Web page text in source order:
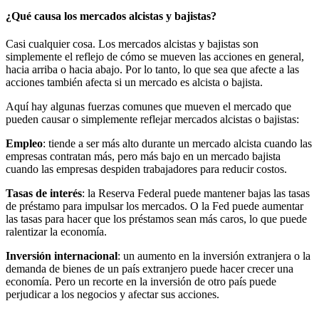
¿Qué causa los mercados alcistas y bajistas?
Casi cualquier cosa. Los mercados alcistas y bajistas son
simplemente el reflejo de cómo se mueven las acciones en general,
hacia arriba o hacia abajo. Por lo tanto, lo que sea que afecte a las
acciones también afecta si un mercado es alcista o bajista.
Aquí hay algunas fuerzas comunes que mueven el mercado que
pueden causar o simplemente reflejar mercados alcistas o bajistas:
Empleo: tiende a ser más alto durante un mercado alcista cuando las
empresas contratan más, pero más bajo en un mercado bajista
cuando las empresas despiden trabajadores para reducir costos.
Tasas de interés: la Reserva Federal puede mantener bajas las tasas
de préstamo para impulsar los mercados. O la Fed puede aumentar
las tasas para hacer que los préstamos sean más caros, lo que puede
ralentizar la economía.
Inversión internacional: un aumento en la inversión extranjera o la
demanda de bienes de un país extranjero puede hacer crecer una
economía. Pero un recorte en la inversión de otro país puede
perjudicar a los negocios y afectar sus acciones.